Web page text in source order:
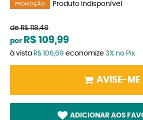
PROMOÇÃO Produto Indisponível
de R$ 118,48
por R$ 109,99
à vista R$ 106,69 economize 3% no Pix
AVISE-ME
ADICIONAR AOS